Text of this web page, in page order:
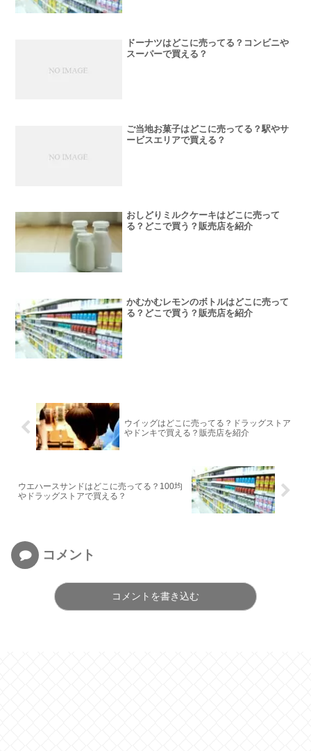
ドーナツはどこに売ってる？コンビニや
スーパーで買える？
ご当地お菓子はどこに売ってる？駅やサ
ービスエリアで買える？
おしどりミルクケーキはどこに売って
る？どこで買う？販売店を紹介
かむかむレモンのボトルはどこに売って
る？どこで買う？販売店を紹介
ウイッグはどこに売ってる？ドラッグストア
やドンキで買える？販売店を紹介
ウエハースサンドはどこに売ってる？100均
やドラッグストアで買える？
コメント
コメントを書き込む